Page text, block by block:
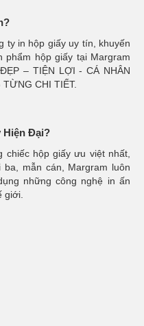
ty in hộp giấy uy tín, khuyến
phẩm hộp giấy tại Margram
– TIỆN LỢI - CÁ NHÂN
CHI TIẾT.
Hiện Đại?
hộp giấy ưu việt nhất,
mẫn cán, Margram luôn
những công nghệ in ấn
giới.